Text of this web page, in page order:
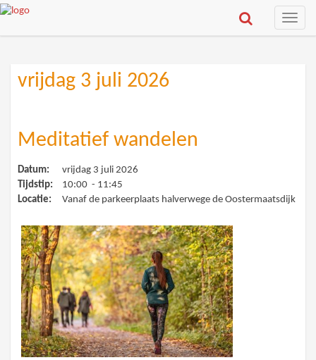
Toggle
vrijdag 3 juli 2026
Meditatief wandelen
Datum:
vrijdag 3 juli 2026
Tijdstip:
10:00 - 11:45
Locatie:
Vanaf de parkeerplaats halverwege de Oostermaatsdijk